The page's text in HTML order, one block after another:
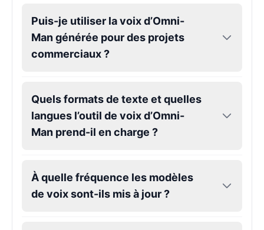
Goku
Male @ChillVibes_LA
Goofy
Male @OrionPulse
Puis-je utiliser la voix d’Omni-
Man générée pour des projets
commerciaux ?
Quels formats de texte et quelles
langues l’outil de voix d’Omni-
Man prend-il en charge ?
À quelle fréquence les modèles
de voix sont-ils mis à jour ?